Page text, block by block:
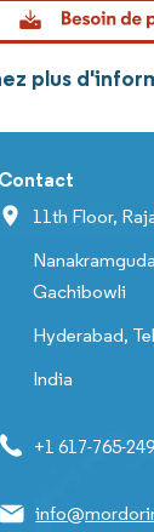
plus
Contact
11th Floor,
Gachibowli
Hyderabad,
India
+1 617-765-